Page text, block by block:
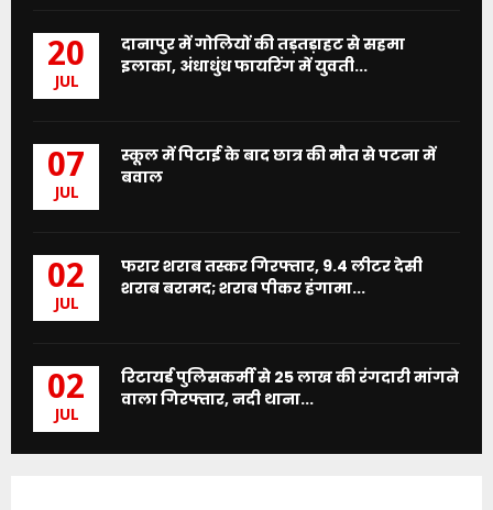
20
JUL
दानापुर में गोलियों की तड़तड़ाहट से सहमा
इलाका, अंधाधुंध फायरिंग में युवती...
07
JUL
स्कूल में पिटाई के बाद छात्र की मौत से पटना में
बवाल
02
JUL
फरार शराब तस्कर गिरफ्तार, 9.4 लीटर देसी
शराब बरामद; शराब पीकर हंगामा...
02
JUL
रिटायर्ड पुलिसकर्मी से 25 लाख की रंगदारी मांगने
वाला गिरफ्तार, नदी थाना...